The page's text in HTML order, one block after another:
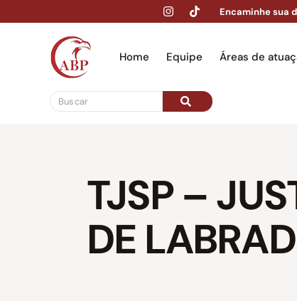
Encaminhe sua
Home Equipe Áreas de
TJSP –
DE